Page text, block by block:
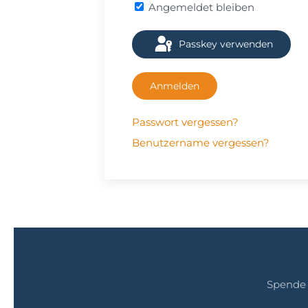
Angemeldet bleiben
Passkey verwenden
Anmelden
Passwort vergessen?
Benutzername vergessen?
Spende